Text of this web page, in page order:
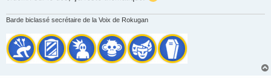
Barde biclassé secrétaire de la Voix de Rokugan